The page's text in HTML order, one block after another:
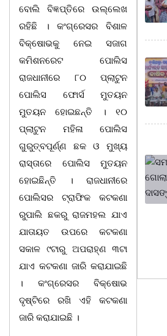
ବୋଲି ବିଜ୍ଞପ୍ତିରେ ଉଲ୍ଲେଖ
ରହିଛି । କଂଗ୍ରେସର ବିଶାଳ
ବିକ୍ଷୋଭକୁ ନେଇ ସଜାଗ
କମିଶନରେଟ ପୋଲିସ
ରାଜଧାନୀରେ ୮୦ ପ୍ଲାଟୁନ
ପୋଲିସ ଫୋର୍ସ ମୁତୟନ
ମୁତୟନ ହୋଇଛନ୍ତି । ୧୦
ପ୍ଲାଟୁନ ମହିଳା ପୋଲିସ
ଗୁରୁତ୍ବପୂର୍ଣ୍ଣ ଛକ ଓ ମୁଖ୍ୟ
ରାସ୍ତାରେ ପୋଲିସ ମୁତୟନ
ହୋଇଛିନ୍ତି । ରାଜଧାନୀରେ
ପୋଲିସର ଟ୍ରାଫିକ କଟକଣା
ରୁପାଲି ଛକରୁ ରାଜମହଲ ଯାଏ
ଯାତାୟତ ଉପରେ କଟକଣା
ସକାଳ ୯ଟାରୁ ଅପରାହ୍ଣ ୩ଟା
ଯାଏ କଟକଣା ଜାରି କରାଯାଇଛି
। କଂଗ୍ରେସର ବିକ୍ଷୋଭ
ଦୃଷ୍ଟିରେ ରଖି ଏହି କଟକଣା
ଜାରି କରାଯାଇଛି ।